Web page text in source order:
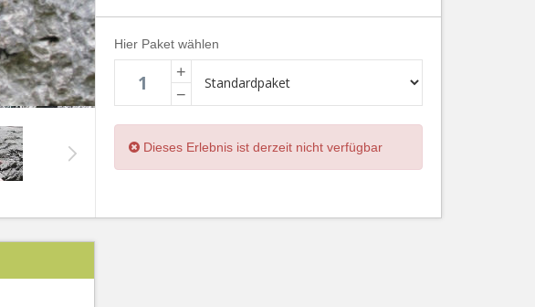
Hier Paket wählen
+
−
Dieses Erlebnis ist derzeit nicht verfügbar